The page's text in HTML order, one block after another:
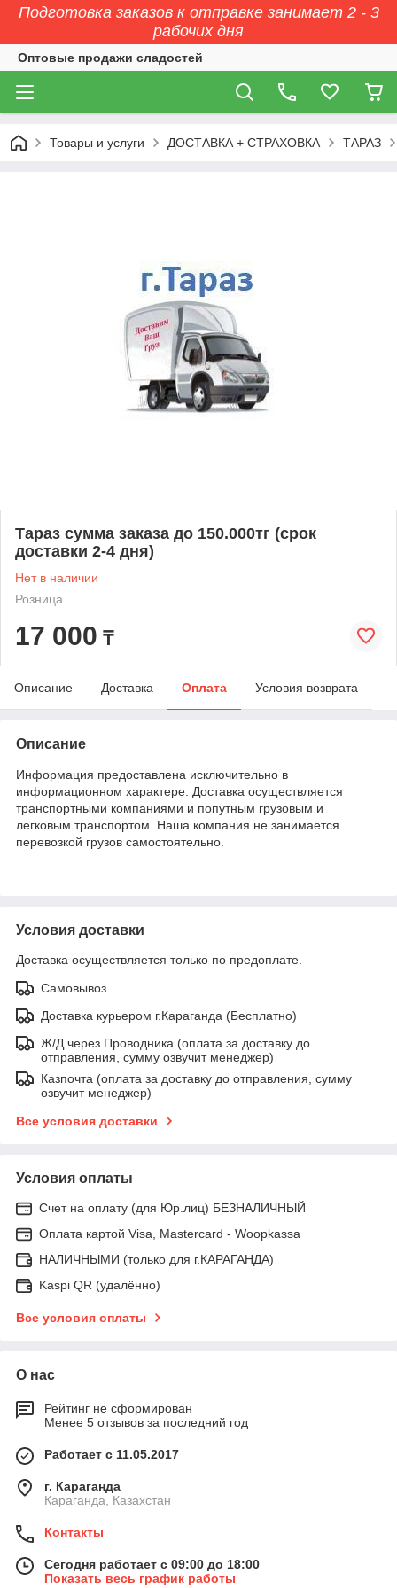
Подготовка заказов к отправке занимает 2 - 3
рабочих дня
Оптовые продажи сладостей
Товары и услуги ДОСТАВКА + СТРАХОВКА ТАРАЗ
Тараз сумма заказа до 150.000тг (срок
доставки 2-4 дня)
Нет в наличии
Розница
17 000 ₸
Описание Доставка Оплата Условия возврата
Описание
Информация предоставлена исключительно в
информационном характере. Доставка осуществляется
транспортными компаниями и попутным грузовым и
легковым транспортом. Наша компания не занимается
перевозкой грузов самостоятельно.
Условия доставки
Доставка осуществляется только по предоплате.
Самовывоз
Доставка курьером г.Караганда (Бесплатно)
Ж/Д через Проводника (оплата за доставку до
отправления, сумму озвучит менеджер)
Казпочта (оплата за доставку до отправления, сумму
озвучит менеджер)
Все условия доставки
Условия оплаты
Счет на оплату (для Юр.лиц) БЕЗНАЛИЧНЫЙ
Оплата картой Visa, Mastercard - Woopkassa
НАЛИЧНЫМИ (только для г.КАРАГАНДА)
Kaspi QR (удалённо)
Все условия оплаты
О нас
Рейтинг не сформирован
Менее 5 отзывов за последний год
Работает с 11.05.2017
г. Караганда
Караганда, Казахстан
Контакты
Сегодня работает с 09:00 до 18:00
Показать весь график работы